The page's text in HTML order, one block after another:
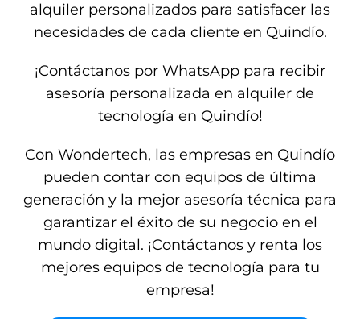
alquiler personalizados para satisfacer las
necesidades de cada cliente en Quindío.
¡Contáctanos por WhatsApp para recibir
asesoría personalizada en alquiler de
tecnología en Quindío!
Con Wondertech, las empresas en Quindío
pueden contar con equipos de última
generación y la mejor asesoría técnica para
garantizar el éxito de su negocio en el
mundo digital. ¡Contáctanos y renta los
mejores equipos de tecnología para tu
empresa!